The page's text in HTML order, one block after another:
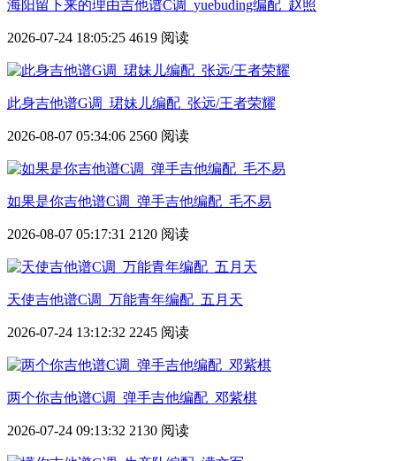
海阳留下来的理由吉他谱C调_yuebuding编配_赵照
2026-07-24 18:05:25 4619 阅读
此身吉他谱G调_珺妹儿编配_张远/王者荣耀
2026-08-07 05:34:06 2560 阅读
如果是你吉他谱C调_弹手吉他编配_毛不易
2026-08-07 05:17:31 2120 阅读
天使吉他谱C调_万能青年编配_五月天
2026-07-24 13:12:32 2245 阅读
两个你吉他谱C调_弹手吉他编配_邓紫棋
2026-07-24 09:13:32 2130 阅读